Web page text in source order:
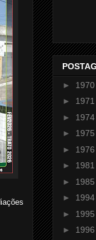
► 1970
► 1971
► 1974
► 1975
► 1976
► 1981
► 1985
► 1994
► 1995
► 1996